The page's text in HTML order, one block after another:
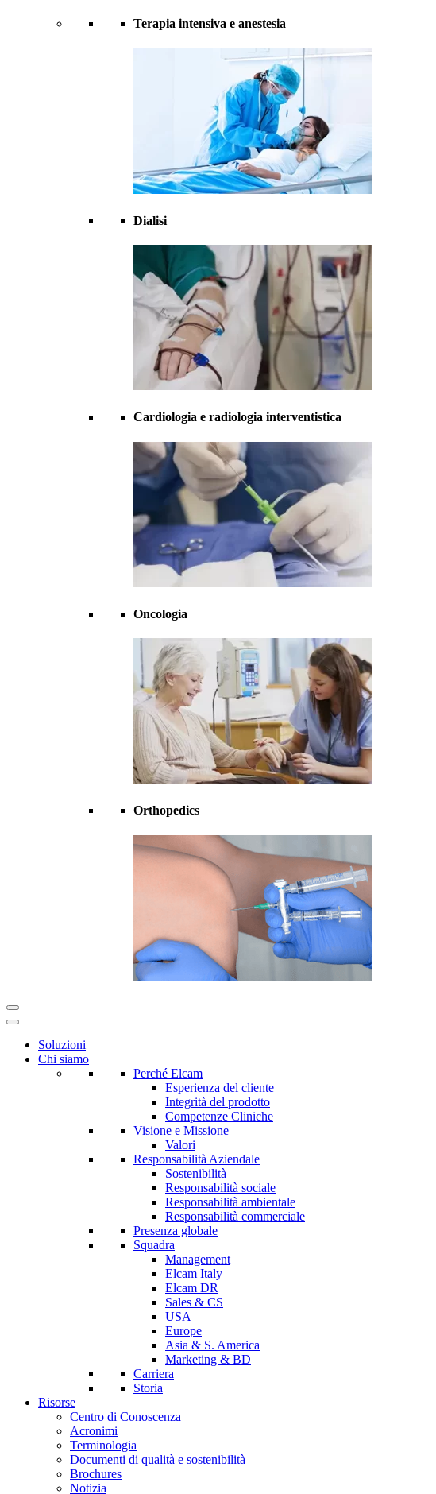
Terapia intensiva e anestesia
Dialisi
Cardiologia e radiologia interventistica
Oncologia
Orthopedics
Soluzioni
Chi siamo
Perché Elcam
Esperienza del cliente
Integrità del prodotto
Competenze Cliniche
Visione e Missione
Valori
Responsabilità Aziendale
Sostenibilità
Responsabilità sociale
Responsabilità ambientale
Responsabilità commerciale
Presenza globale
Squadra
Management
Elcam Italy
Elcam DR
Sales & CS
USA
Europe
Asia & S. America
Marketing & BD
Carriera
Storia
Risorse
Centro di Conoscenza
Acronimi
Terminologia
Documenti di qualità e sostenibilità
Brochures
Notizia